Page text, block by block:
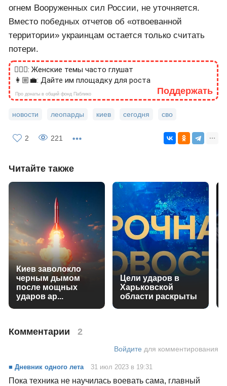
огнем Вооруженных сил России, не уточняется.
Вместо победных отчетов об «отвоеванной
территории» украинцам остается только считать
потери.
🙎🏻‍♂️: Женские темы часто глушат
👩🏼‍💼: Дайте им площадку для роста
Поддержать
Про донаты в общий фонд Паблико
новости леопарды киев сегодня сво
2 221
Читайте также
Киев заволокло
черным дымом
после мощных
ударов ар...
Цели ударов в
Харьковской
области раскрыты
Комментарии 2
Войдите для комментирования
■ Дневник одного лета 31 июл 2023 в 19:31
Пока техника не научилась воевать сама, главный